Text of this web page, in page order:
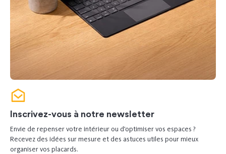
Inscrivez-vous à notre newsletter
Envie de repenser votre intérieur ou d’optimiser vos espaces ?
Recevez des idées sur mesure et des astuces utiles pour mieux
organiser vos placards.